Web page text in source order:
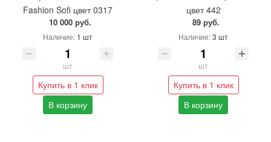
Fashion Sofi цвет 0317
10 000 руб.
Наличие: 1 шт
шт
Купить в 1 клик
В корзину
цвет 442
89 руб.
Наличие:3 шт
шт
Купить в 1 клик
В корзину